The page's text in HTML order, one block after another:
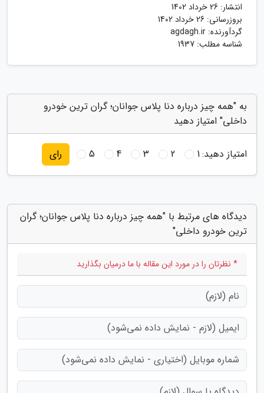
انتشار: 26 خرداد 1402
بروزرسانی: 26 خرداد 1402
گردآورنده: agdagh.ir
شناسه مطلب: 1937
به "همه چیز درباره دنا پلاس جوانان؛ گران ترین خودرو
داخلی" امتیاز دهید
امتیاز دهید:1
2
3
4
5 رای
دیدگاه های مرتبط با "همه چیز درباره دنا پلاس جوانان؛ گران
ترین خودرو داخلی"
* نظرتان را در مورد این مقاله با ما درمیان بگذارید